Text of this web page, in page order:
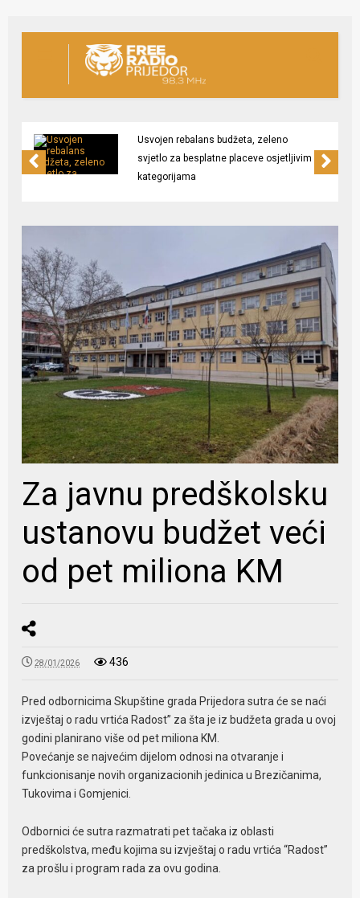
Usvojen rebalans budžeta, zeleno
svjetlo za besplatne placeve osjetljivim
kategorijama
Za javnu predškolsku
ustanovu budžet veći
od pet miliona KM
28/01/2026 436
Pred odbornicima Skupštine grada Prijedora sutra će se naći
izvještaj o radu vrtića Radost” za šta je iz budžeta grada u ovoj
godini planirano više od pet miliona KM.
Povećanje se najvećim dijelom odnosi na otvaranje i
funkcionisanje novih organizacionih jedinica u Brezičanima,
Tukovima i Gomjenici.
Odbornici će sutra razmatrati pet tačaka iz oblasti
predškolstva, među kojima su izvještaj o radu vrtića “Radost”
za prošlu i program rada za ovu godina.